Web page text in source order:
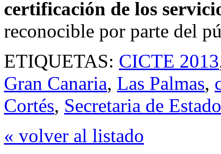
certificación de los
reconocible por parte del
ETIQUETAS: CICTE 2013
Gran Canaria, Las Palmas,
Cortés, Secretaria de
« volver al listado